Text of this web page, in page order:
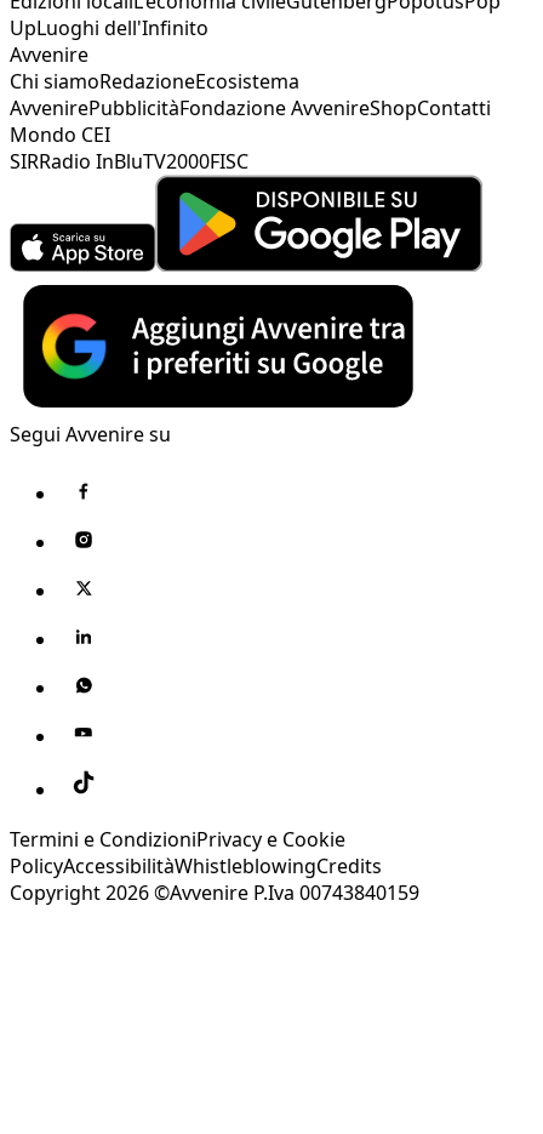
UpLuoghi dell'Infinito
Avvenire
Chi siamoRedazioneEcosistema
AvvenirePubblicitàFondazione AvvenireShopContatti
Mondo CEI
SIRRadio InBluTV2000FISC
Segui Avvenire su
Termini e CondizioniPrivacy e Cookie
PolicyAccessibilitàWhistleblowingCredits
Copyright 2026 ©Avvenire P.Iva 00743840159